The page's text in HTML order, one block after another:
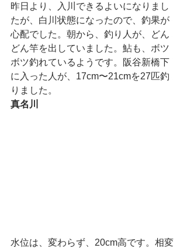
昨日より、入川できるよいになりまし
たが、白川状態になったので、釣果が
心配でした。朝から、釣り人が、どん
どん竿を出していました。鮎も、ボツ
ボツ釣れているようです。阪谷新橋下
に入った人が、17cm〜21cmを27匹釣
りました。
真名川
水位は、変わらず、20cm高です。相変